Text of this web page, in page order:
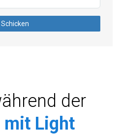
Schicken
der
mit Light